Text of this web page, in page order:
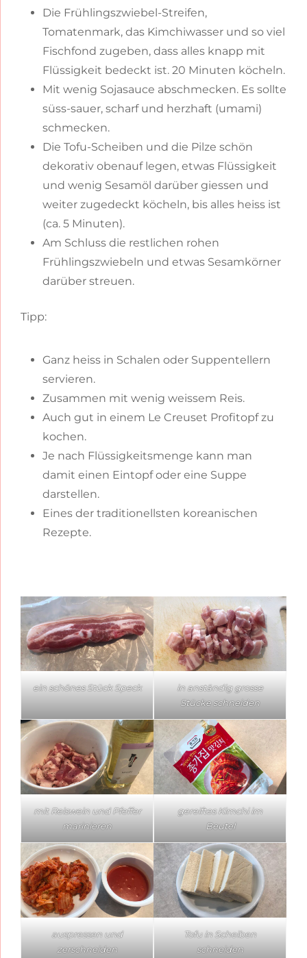
Die Frühlingszwiebel-Streifen,
Tomatenmark, das Kimchiwasser und so viel
Fischfond zugeben, dass alles knapp mit
Flüssigkeit bedeckt ist. 20 Minuten köcheln.
Mit wenig Sojasauce abschmecken. Es sollte
süss-sauer, scharf und herzhaft (umami)
schmecken.
Die Tofu-Scheiben und die Pilze schön
dekorativ obenauf legen, etwas Flüssigkeit
und wenig Sesamöl darüber giessen und
weiter zugedeckt köcheln, bis alles heiss ist
(ca. 5 Minuten).
Am Schluss die restlichen rohen
Frühlingszwiebeln und etwas Sesamkörner
darüber streuen.
Tipp:
Ganz heiss in Schalen oder Suppentellern
servieren.
Zusammen mit wenig weissem Reis.
Auch gut in einem Le Creuset Profitopf zu
kochen.
Je nach Flüssigkeitsmenge kann man
damit einen Eintopf oder eine Suppe
darstellen.
Eines der traditionellsten koreanischen
Rezepte.
ein schönes Stück Speck
in anständig grosse
Stücke schneiden
mit Reiswein und Pfeffer
marinieren
gereiftes Kimchi im
Beutel
auspressen und
zerschneiden
Tofu in Scheiben
schneiden